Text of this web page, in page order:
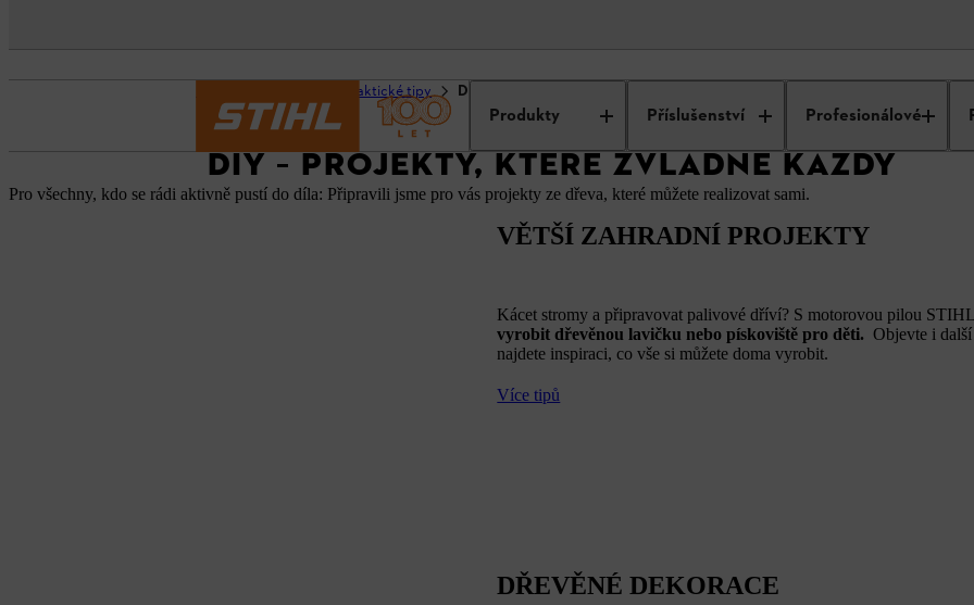
Produkty Příslušenství Profesionálové
Praktické tipy DIY – Projekty, které zvládne každý
DIY – PROJEKTY, KTERÉ ZVLÁDNE KAŽDÝ
Pro všechny, kdo se rádi aktivně pustí do díla: Připravili jsme pro vás projekty ze dřeva, které můžete realizovat sami.
VĚTŠÍ ZAHRADNÍ PROJEKTY
Kácet stromy a připravovat palivové dříví? S motorovou pilou
vyrobit dřevěnou lavičku nebo pískoviště pro děti. Objevte i
najdete inspiraci, co vše si můžete doma vyrobit.
Více tipů
DŘEVĚNÉ DEKORACE